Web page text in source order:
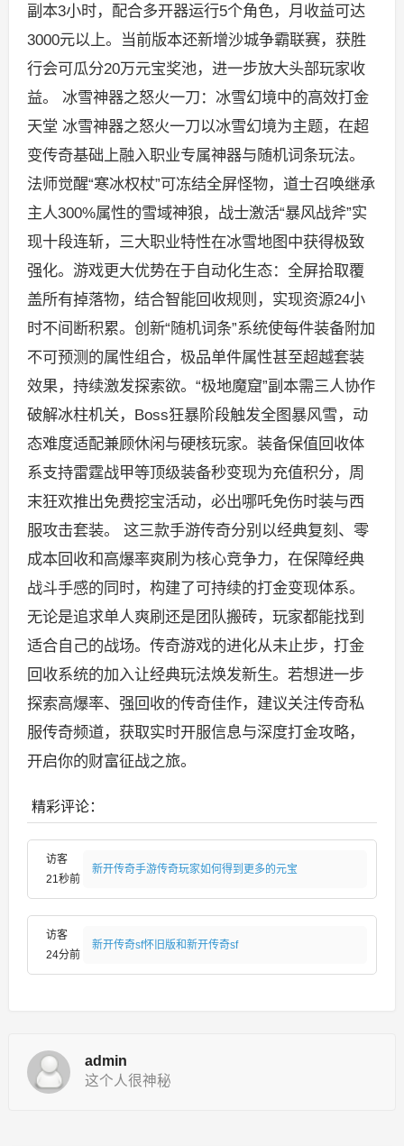
副本3小时，配合多开器运行5个角色，月收益可达
3000元以上。当前版本还新增沙城争霸联赛，获胜
行会可瓜分20万元宝奖池，进一步放大头部玩家收
益。 冰雪神器之怒火一刀：冰雪幻境中的高效打金
天堂 冰雪神器之怒火一刀以冰雪幻境为主题，在超
变传奇基础上融入职业专属神器与随机词条玩法。
法师觉醒“寒冰权杖”可冻结全屏怪物，道士召唤继承
主人300%属性的雪域神狼，战士激活“暴风战斧”实
现十段连斩，三大职业特性在冰雪地图中获得极致
强化。游戏更大优势在于自动化生态：全屏拾取覆
盖所有掉落物，结合智能回收规则，实现资源24小
时不间断积累。创新“随机词条”系统使每件装备附加
不可预测的属性组合，极品单件属性甚至超越套装
效果，持续激发探索欲。“极地魔窟”副本需三人协作
破解冰柱机关，Boss狂暴阶段触发全图暴风雪，动
态难度适配兼顾休闲与硬核玩家。装备保值回收体
系支持雷霆战甲等顶级装备秒变现为充值积分，周
末狂欢推出免费挖宝活动，必出哪吒免伤时装与西
服攻击套装。 这三款手游传奇分别以经典复刻、零
成本回收和高爆率爽刷为核心竞争力，在保障经典
战斗手感的同时，构建了可持续的打金变现体系。
无论是追求单人爽刷还是团队搬砖，玩家都能找到
适合自己的战场。传奇游戏的进化从未止步，打金
回收系统的加入让经典玩法焕发新生。若想进一步
探索高爆率、强回收的传奇佳作，建议关注传奇私
服传奇频道，获取实时开服信息与深度打金攻略，
开启你的财富征战之旅。
精彩评论：
访客
21秒前
新开传奇手游传奇玩家如何得到更多的元宝
访客
24分前
新开传奇sf怀旧版和新开传奇sf
admin
这个人很神秘